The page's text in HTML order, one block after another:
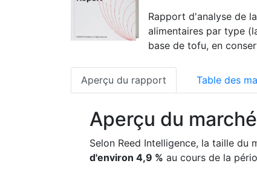
Rapport d'analyse de
alimentaires par type
base de tofu, en
Aperçu du rapport Table des
Aperçu du marché
Selon Reed Intelligence, la taille du
d'environ 4,9 % au cours de la